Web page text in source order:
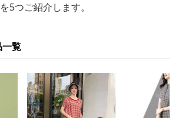
5つご紹介します。
覧